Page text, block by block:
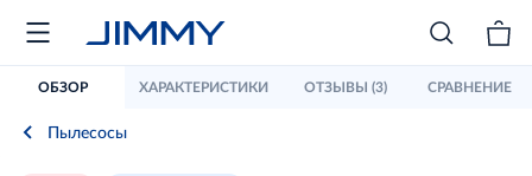
ОБЗОР ХАРАКТЕРИСТИКИ ОТЗЫВЫ (3) СРАВНЕНИЕ
Пылесосы